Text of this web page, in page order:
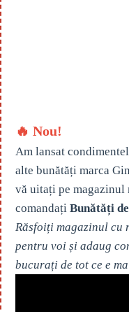
🔥 Nou!
Am lansat
alte bunătăți marca
vă uitați pe magazinul
comandați Bunătăți
Răsfoiți magazinul cu
pentru voi și adaug
bucurați de tot ce e